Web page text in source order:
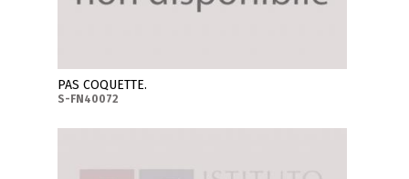
PAS COQUETTE.
S-FN40072